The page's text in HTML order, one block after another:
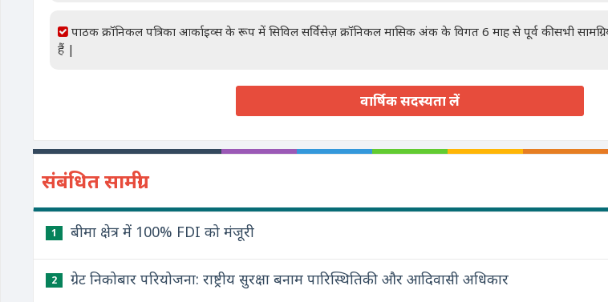
पाठक क्रॉनिकल पत्रिका आर्काइव्स के रूप में सिविल सर्विसेज़ क्रॉनिकल मासिक अंक के विगत 6 माह से पूर्व की सभी
हैं |
वार्षिक सदस्यता लें
संबंधित सामग्री
1 बीमा क्षेत्र में 100% FDI को मंजूरी
2 ग्रेट निकोबार परियोजना: राष्ट्रीय सुरक्षा बनाम पारिस्थितिकी और आदिवासी अधिकार